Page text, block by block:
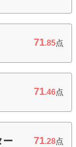
71.85点
71.46点
ー 71.28点